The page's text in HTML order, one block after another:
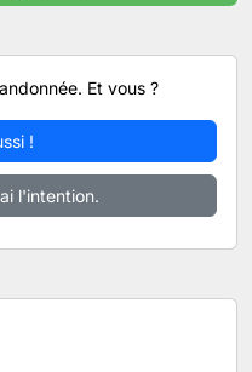
Et vous ?
!
l'intention.